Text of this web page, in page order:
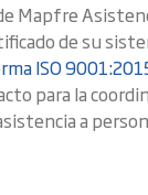
Mapfre
de su
ISO
para la
a